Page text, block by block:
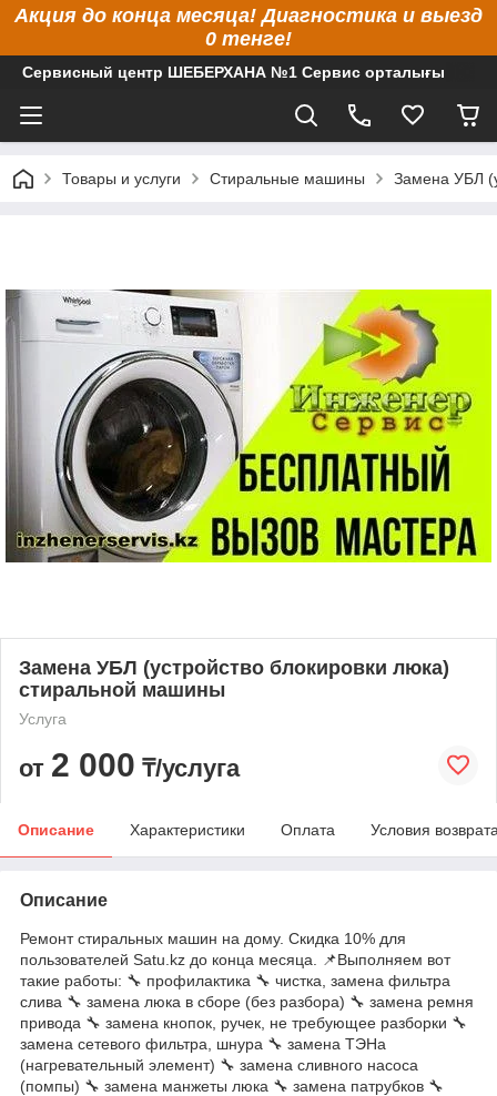
Акция до конца месяца! Диагностика и выезд
0 тенге!
Сервисный центр ШЕБЕРХАНА №1 Сервис орталығы
Товары и услуги Стиральные машины Замена УБЛ
Замена УБЛ (устройство блокировки люка)
стиральной машины
Услуга
от 2 000 ₸/услуга
Описание Характеристики Оплата Условия
Описание
Ремонт стиральных машин на дому. Скидка 10% для
пользователей Satu.kz до конца месяца. 📌Выполняем вот
такие работы: 🔧 профилактика 🔧 чистка, замена фильтра
слива 🔧 замена люка в сборе (без разбора) 🔧 замена ремня
привода 🔧 замена кнопок, ручек, не требующее разборки 🔧
замена сетевого фильтра, шнура 🔧 замена ТЭНа
(нагревательный элемент) 🔧 замена сливного насоса
(помпы) 🔧 замена манжеты люка 🔧 замена патрубков 🔧